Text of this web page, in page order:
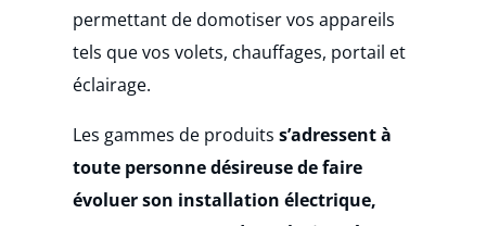
permettant de domotiser vos appareils
tels que vos volets, chauffages, portail et
éclairage.
Les gammes de produitss’adressent à
toute personne désireuse de faire
évoluer son installation électrique,